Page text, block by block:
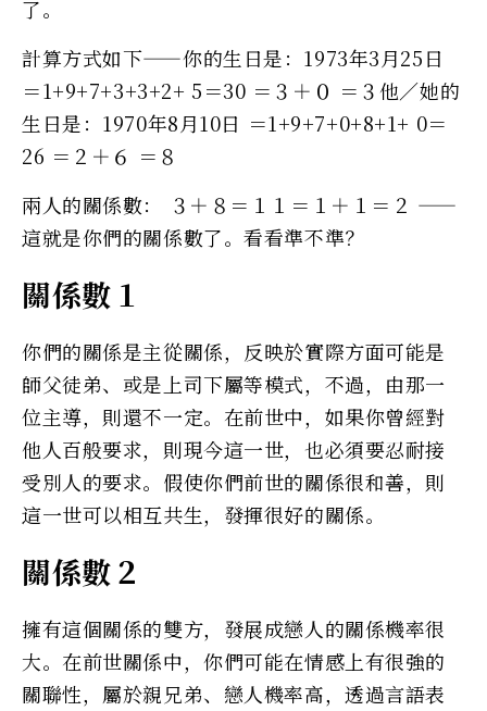
了。
計算方式如下——你的生日是：1973年3月25日
＝1+9+7+3+3+2+ 5＝30 ＝３＋０ ＝３他／她的
生日是：1970年8月10日 ＝1+9+7+0+8+1+ 0＝
26 ＝２＋６ ＝８
兩人的關係數： ３＋８＝１１＝１＋１＝２ ——
這就是你們的關係數了。看看準不準？
關係數１
你們的關係是主從關係，反映於實際方面可能是
師父徒弟、或是上司下屬等模式，不過，由那一
位主導，則還不一定。在前世中，如果你曾經對
他人百般要求，則現今這一世，也必須要忍耐接
受別人的要求。假使你們前世的關係很和善，則
這一世可以相互共生，發揮很好的關係。
關係數２
擁有這個關係的雙方，發展成戀人的關係機率很
大。在前世關係中，你們可能在情感上有很強的
關聯性，屬於親兄弟、戀人機率高，透過言語表